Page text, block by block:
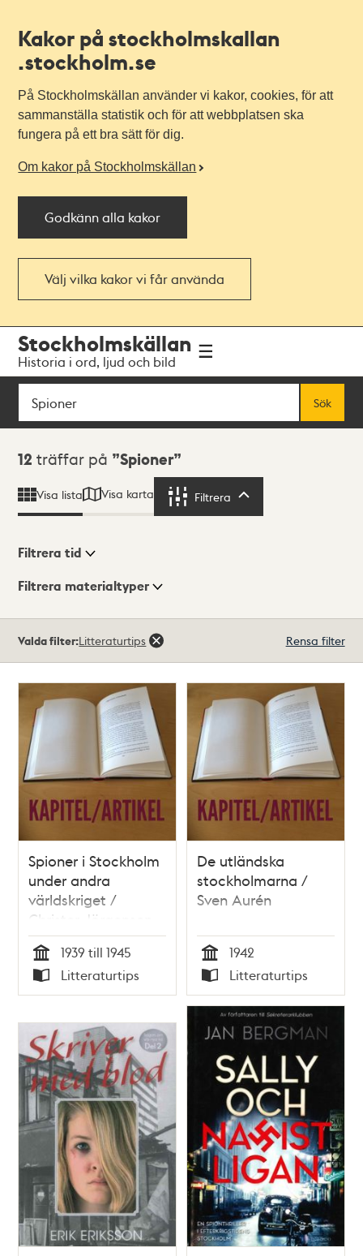
Kakor på stockholmskallan
.stockholm.se
På Stockholmskällan använder vi kakor, cookies, för att
sammanställa statistik och för att webbplatsen ska
fungera på ett bra sätt för dig.
Om kakor på Stockholmskällan
Godkänn alla kakor
Välj vilka kakor vi får använda
navigationen
huvudinnehållet
Stockholmskällan
Historia i ord, ljud och bild
Sök
Sök
Sökresultat
12 träffar på Spioner
Visa lista Visa karta Filtrera
Visningsläge
Filtrera tid
Filtrera materialtyper
träffar
Valda filter:Litteraturtips Rensa filter
Spioner i Stockholm
under andra
världskriget /
Christer Jörgensen
Tid
1939 till 1945
Typ
Litteraturtips
De utländska
stockholmarna /
Sven Aurén
Tid
1942
Typ
Litteraturtips